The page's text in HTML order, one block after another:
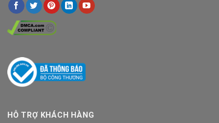
HỖ TRỢ KHÁCH HÀNG